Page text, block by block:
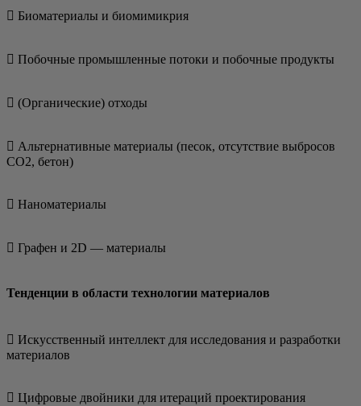
 Био­ма­те­ри­а­лы и биомимикрия
 Побоч­ные про­мыш­лен­ные пото­ки и побоч­ные продукты
 (Орга­ни­че­ские) отходы
 Аль­тер­на­тив­ные мате­ри­а­лы (песок, отсут­ствие выбро­сов
CO2, бетон)
 Нано­ма­те­ри­а­лы
 Гра­фен и 2D — материалы
Тенденции в области технологии материалов
 Искус­ствен­ный интел­лект для иссле­до­ва­ния и раз­ра­бот­ки
материалов
 Циф­ро­вые двой­ни­ки для ите­ра­ций проектирования